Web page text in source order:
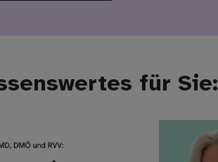
für Sie: